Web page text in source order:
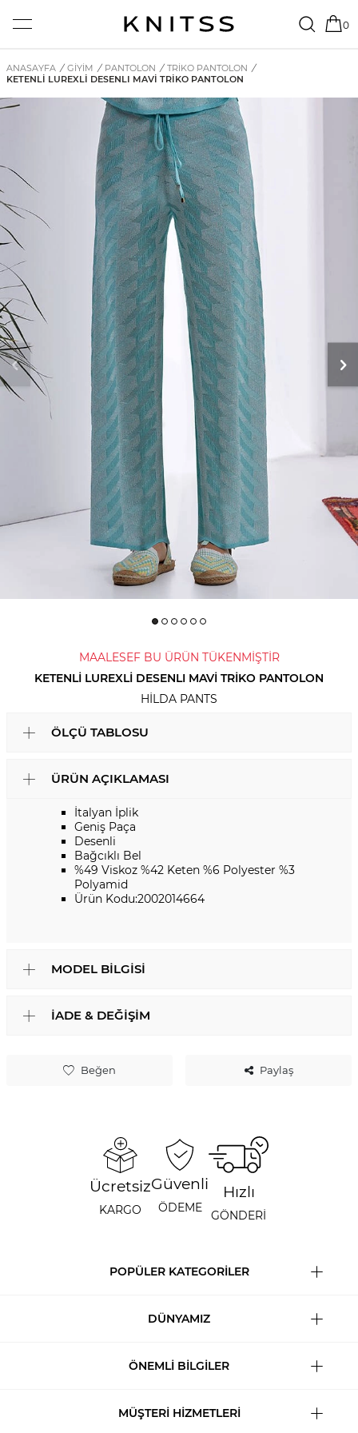
0
ANASAYFA / GİYİM / PANTOLON / TRIKO PANTOLON /
KETENLI LUREXLI DESENLI MAVI TRIKO PANTOLON
MAALESEF BU ÜRÜN TÜKENMİŞTİR
KETENLI LUREXLI DESENLI MAVI TRIKO PANTOLON
HILDA PANTS
Beğen Paylaş
ÖLÇÜ TABLOSU
ÜRÜN AÇIKLAMASI
İtalyan İplik
Geniş Paça
Desenli
Bağcıklı Bel
%49 Viskoz %42 Keten %6 Polyester %3
Polyamid
Ürün Kodu:2002014664
MODEL BILGISI
İADE & DEĞIŞIM
Ücretsiz
KARGO
Güvenli
ÖDEME
Hızlı
GÖNDERİ
POPÜLER KATEGORİLER
DÜNYAMIZ
ÖNEMLİ BİLGİLER
MÜŞTERİ HİZMETLERİ